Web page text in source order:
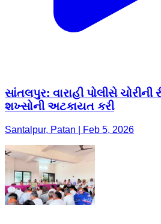
સાંતલપુર: વારાહી પોલીસે ચોરીની
શખ્સોની અટકાયત કરી
Santalpur, Patan | Feb 5, 2026